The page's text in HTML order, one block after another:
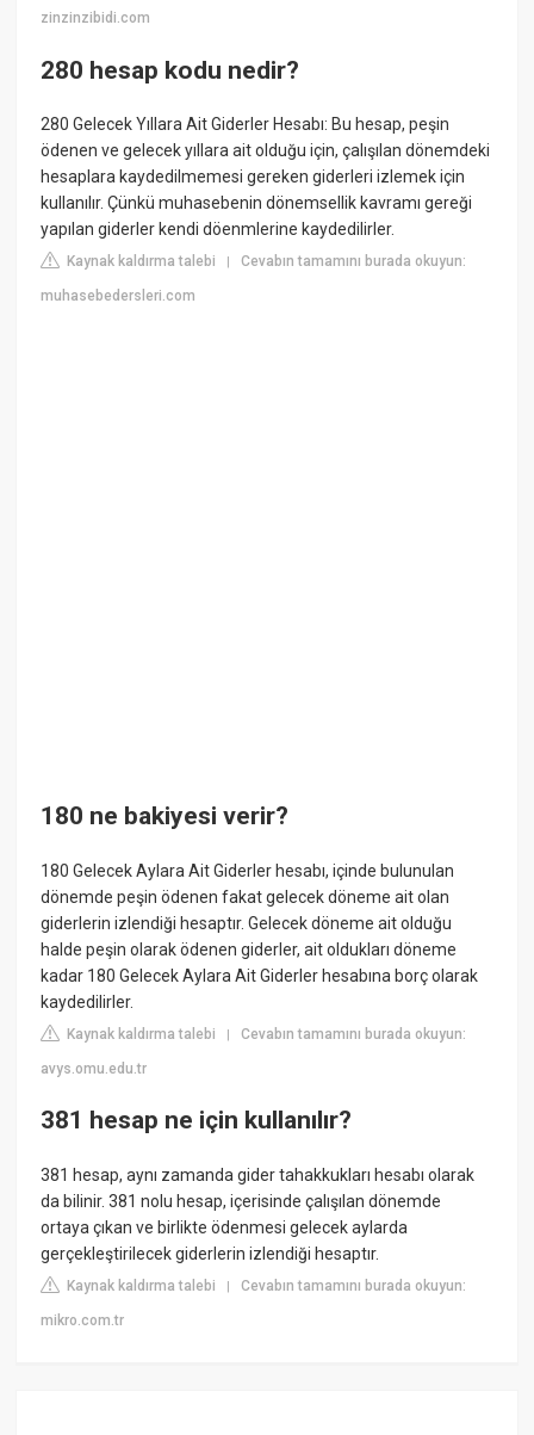
zinzinzibidi.com
280 hesap kodu nedir?
280 Gelecek Yıllara Ait Giderler Hesabı: Bu hesap, peşin
ödenen ve gelecek yıllara ait olduğu için, çalışılan dönemdeki
hesaplara kaydedilmemesi gereken giderleri izlemek için
kullanılır. Çünkü muhasebenin dönemsellik kavramı gereği
yapılan giderler kendi döenmlerine kaydedilirler.
Kaynak kaldırma talebi |Cevabın tamamını burada okuyun:
muhasebedersleri.com
180 ne bakiyesi verir?
180 Gelecek Aylara Ait Giderler hesabı, içinde bulunulan
dönemde peşin ödenen fakat gelecek döneme ait olan
giderlerin izlendiği hesaptır. Gelecek döneme ait olduğu
halde peşin olarak ödenen giderler, ait oldukları döneme
kadar 180 Gelecek Aylara Ait Giderler hesabına borç olarak
kaydedilirler.
Kaynak kaldırma talebi |Cevabın tamamını burada okuyun:
avys.omu.edu.tr
381 hesap ne için kullanılır?
381 hesap, aynı zamanda gider tahakkukları hesabı olarak
da bilinir. 381 nolu hesap, içerisinde çalışılan dönemde
ortaya çıkan ve birlikte ödenmesi gelecek aylarda
gerçekleştirilecek giderlerin izlendiği hesaptır.
Kaynak kaldırma talebi |Cevabın tamamını burada okuyun:
mikro.com.tr